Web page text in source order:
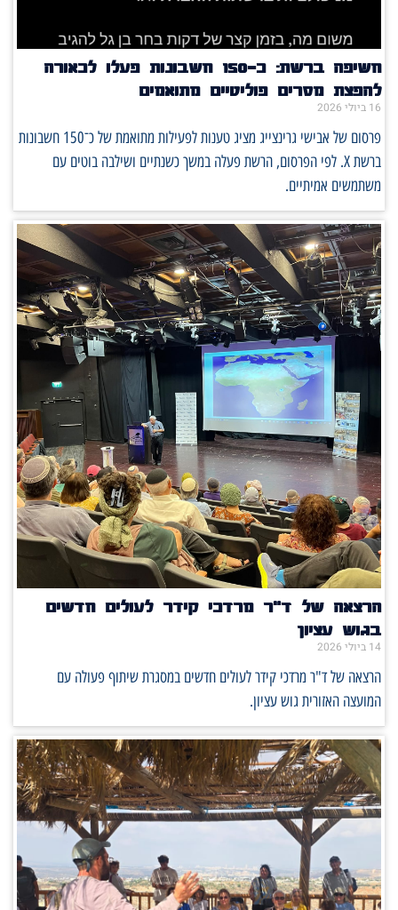
חשיפה ברשת: כ־150 חשבונות פעלו לכאורה
להפצת מסרים פוליטיים מתואמים
16 ביולי 2026
פרסום של אבישי גרינצייג מציג טענות לפעילות מתואמת של כ־150 חשבונות
ברשת X. לפי הפרסום, הרשת פעלה במשך כשנתיים ושילבה בוטים עם
משתמשים אמיתיים.
הרצאה של ד"ר מרדכי קידר לעולים חדשים
בגוש עציון
14 ביולי 2026
הרצאה של ד"ר מרדכי קידר לעולים חדשים במסגרת שיתוף פעולה עם
המועצה האזורית גוש עציון.